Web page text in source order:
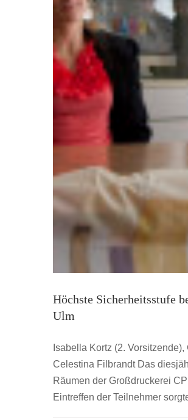
Höchste Sicherheitsstufe
Ulm
Isabella Kortz (2.
Celestina Filbrandt Das
Räumen der Großdruckerei
Eintreffen der Teilnehmer